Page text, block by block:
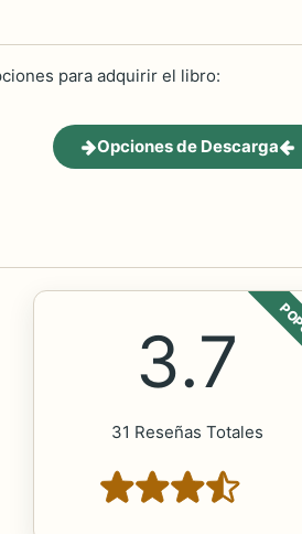
para adquirir el libro:
Opciones de Descarga
3.7
31 Reseñas Totales